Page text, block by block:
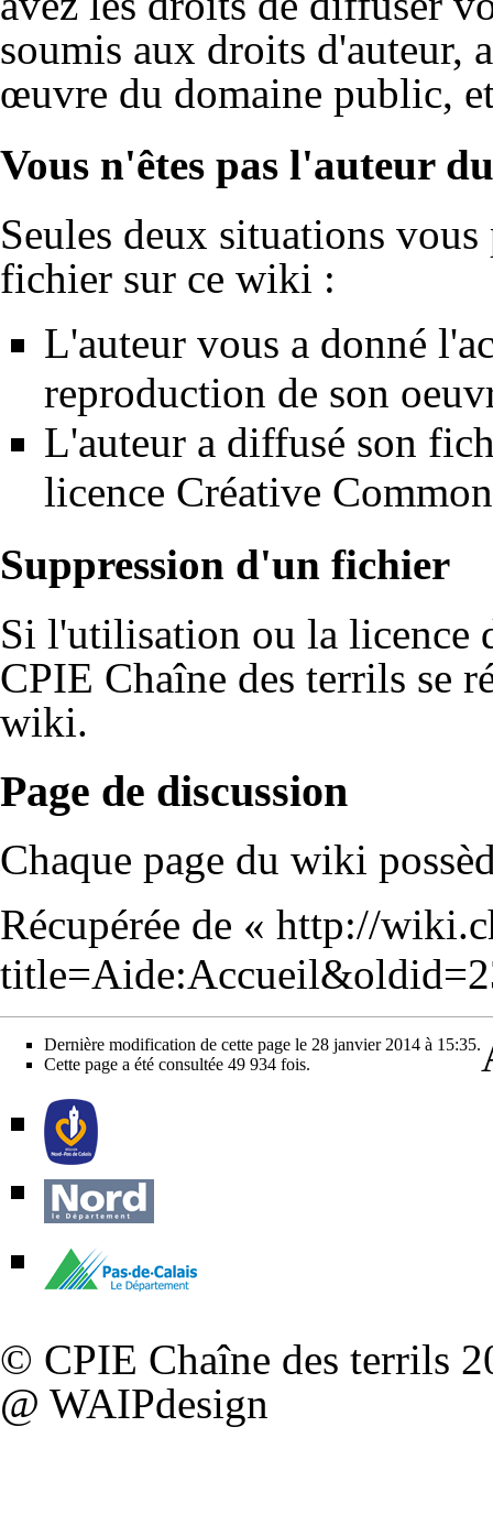
soumis aux droits d'auteur,
œuvre du domaine public,
Vous n'êtes pas l'auteur
Seules deux situations
fichier sur ce wiki :
L'auteur vous a donné
reproduction de son
L'auteur a diffusé son
licence Créative
Suppression d'un fichier
Si l'utilisation ou la licence
CPIE Chaîne des terrils se
wiki.
Page de discussion
Chaque page du wiki
Récupérée de « http://
Dernière modification de cette page le 28 janvier 2014 à 15:35.
Cette page a été consultée 49 934 fois.
© CPIE Chaîne des terrils
@ WAIPdesign